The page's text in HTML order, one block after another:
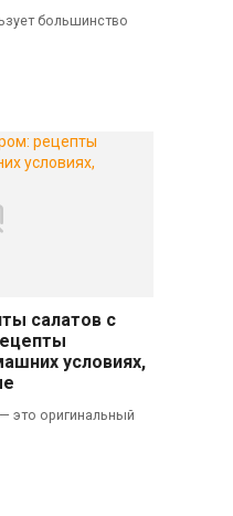
большинство
салатов с
условиях,
это оригинальный